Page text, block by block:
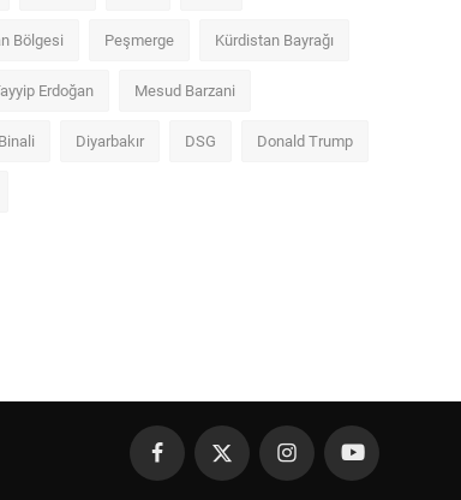
Bölgesi Peşmerge Kürdistan Bayrağı
Erdoğan Mesud Barzani
Diyarbakır DSG Donald Trump